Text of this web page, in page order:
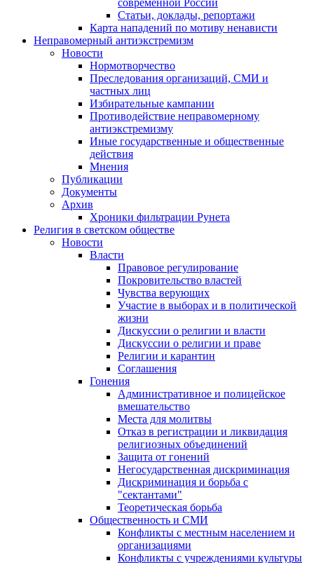
современной России
Статьи, доклады, репортажи
Карта нападений по мотиву ненависти
Неправомерный антиэкстремизм
Новости
Нормотворчество
Преследования организаций, СМИ и
частных лиц
Избирательные кампании
Противодействие неправомерному
антиэкстремизму
Иные государственные и общественные
действия
Мнения
Публикации
Документы
Архив
Хроники фильтрации Рунета
Религия в светском обществе
Новости
Власти
Правовое регулирование
Покровительство властей
Чувства верующих
Участие в выборах и в политической
жизни
Дискуссии о религии и власти
Дискуссии о религии и праве
Религии и карантин
Соглашения
Гонения
Административное и полицейское
вмешательство
Места для молитвы
Отказ в регистрации и ликвидация
религиозных объединений
Защита от гонений
Негосударственная дискриминация
Дискриминация и борьба с
"сектантами"
Теоретическая борьба
Общественность и СМИ
Конфликты с местным населением и
организациями
Конфликты с учреждениями культуры